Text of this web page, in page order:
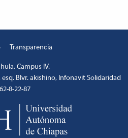
Transparencia
Campus IV.
esq. Blvr. akishino, Infonavit Solidaridad
8-22-87